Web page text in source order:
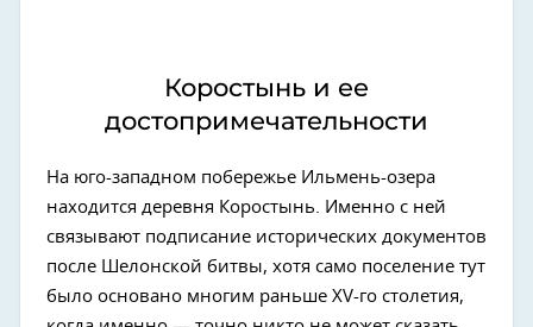
Коростынь и ее
достопримечательности
На юго-западном побережье Ильмень-озера
находится деревня Коростынь. Именно с ней
связывают подписание исторических документов
после Шелонской битвы, хотя само поселение тут
было основано многим раньше XV-го столетия,